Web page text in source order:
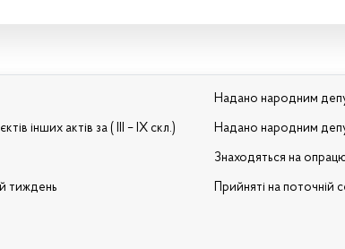
інших актів за ( III – IX скл.)
тиждень
Надано народним
Надано народним
Знаходяться на
Прийняті на поточній